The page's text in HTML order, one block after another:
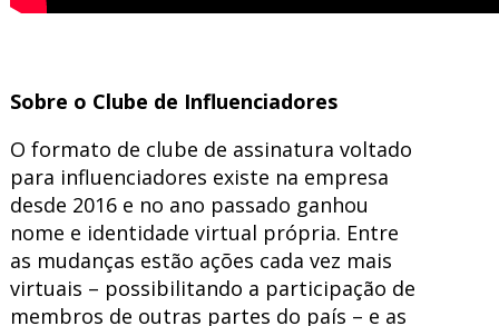
Sobre o Clube de Influenciadores
O formato de clube de assinatura voltado
para influenciadores existe na empresa
desde 2016 e no ano passado ganhou
nome e identidade virtual própria. Entre
as mudanças estão ações cada vez mais
virtuais – possibilitando a participação de
membros de outras partes do país – e as